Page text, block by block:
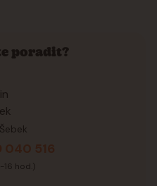
poradit?
040 516
16 hod.)